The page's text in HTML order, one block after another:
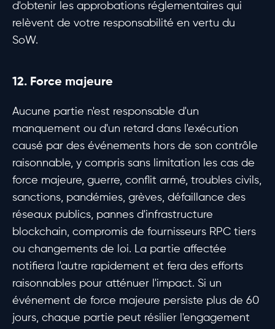
d'obtenir les approbations réglementaires qui
relèvent de votre responsabilité en vertu du
SoW.
12. Force majeure
Aucune partie n'est responsable d'un
manquement ou d'un retard dans l'exécution
causé par des événements hors de son contrôle
raisonnable, y compris sans limitation les cas de
force majeure, guerre, conflit armé, troubles civils,
sanctions, pandémies, grèves, défaillance des
réseaux publics, pannes d'infrastructure
blockchain, compromis de fournisseurs RPC tiers
ou changements de loi. La partie affectée
notifiera l'autre rapidement et fera des efforts
raisonnables pour atténuer l'impact. Si un
événement de force majeure persiste plus de 60
jours, chaque partie peut résilier l'engagement